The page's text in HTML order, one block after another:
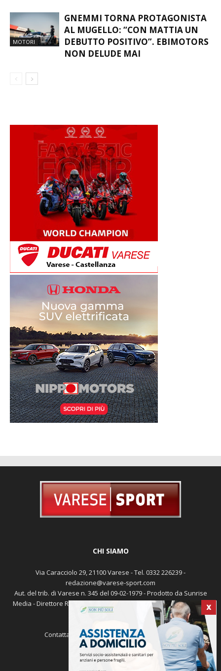
MOTORI
GNEMMI TORNA PROTAGONISTA
AL MUGELLO: “CON MATTIA UN
DEBUTTO POSITIVO”. EBIMOTORS
NON DELUDE MAI
X
CHI SIAMO
Via Caracciolo 29, 21100 Varese - Tel. 0332 226239 -
redazione@varese-sport.com
Aut. del trib. di Varese n. 345 del 09-02-1979 - Prodotto da Sunrise
Media - Direttore Responsabile: Michele Marocco -Cookie policy
Pubblicità
Contattaci: redazione@varese-sport.com